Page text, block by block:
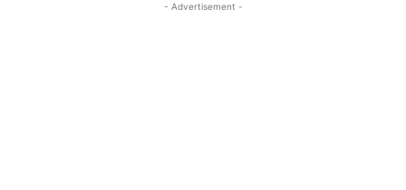
- Advertisement -